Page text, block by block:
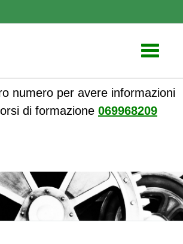
Toggle
numero per avere informazioni
di formazione 069968209